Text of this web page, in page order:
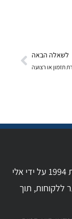
לשאלה הבאה
תזמון או רצועה
מרכזי השירות הילוך שישי יונדאי הוקמו בשנת 1994 על ידי אלי
ללקוחות, תוך